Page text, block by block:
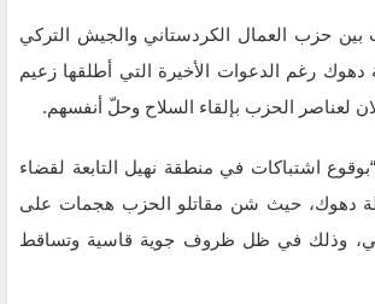
بين حزب العمال الكردستاني والجيش التركي
رغم الدعوات الأخيرة التي أطلقها زعيم
لعناصر الحزب بإلقاء السلاح وحلّ أنفسهم.
اشتباكات في منطقة نهيل التابعة لقضاء
دهوك، حيث شن مقاتلو الحزب هجمات على
وذلك في ظل ظروف جوية قاسية وتساقط